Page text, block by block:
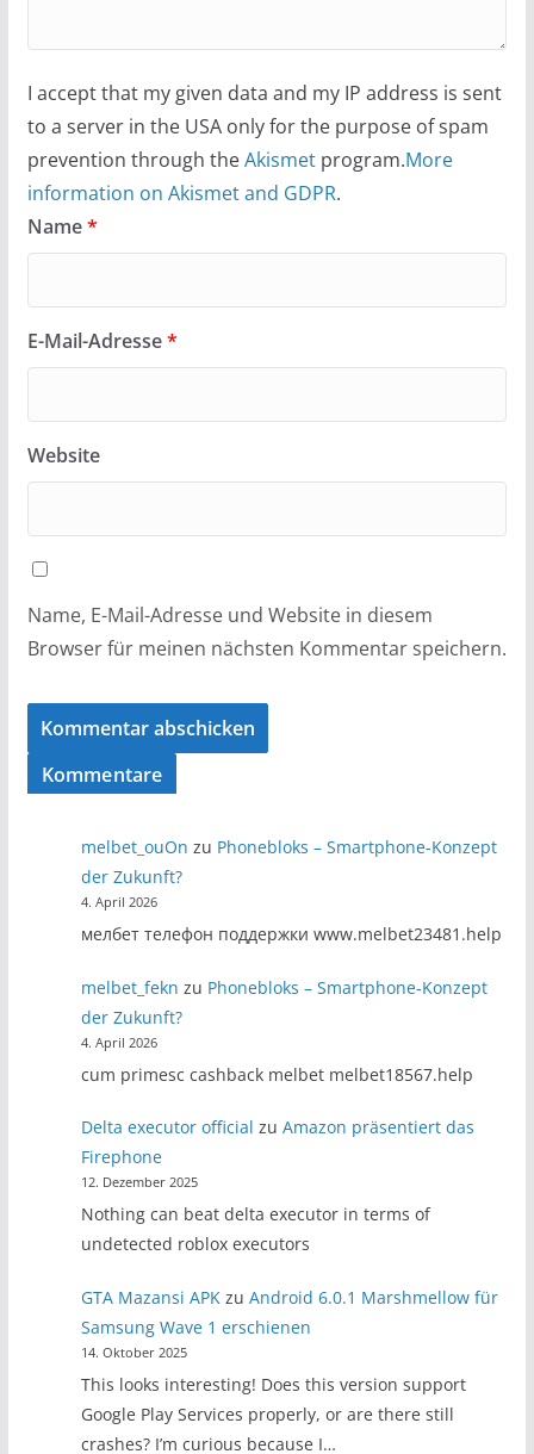
I accept that my given data and my IP address is sent
to a server in the USA only for the purpose of spam
prevention through theAkismetprogram.More
information on Akismet and GDPR.
Name*
E-Mail-Adresse*
Website
Name, E-Mail-Adresse und Website in diesem
Browser für meinen nächsten Kommentar speichern.
Kommentare
melbet_ouOn zu Phonebloks – Smartphone-Konzept
der Zukunft?
4. April 2026
мелбет телефон поддержки www.melbet23481.help
melbet_fekn zu Phonebloks – Smartphone-Konzept
der Zukunft?
4. April 2026
cum primesc cashback melbet melbet18567.help
Delta executor official zuAmazon präsentiert das
Firephone
12. Dezember 2025
Nothing can beat delta executor in terms of
undetected roblox executors
GTA Mazansi APK zuAndroid 6.0.1 Marshmellow für
Samsung Wave 1 erschienen
14. Oktober 2025
This looks interesting! Does this version support
Google Play Services properly, or are there still
crashes? I’m curious because I…